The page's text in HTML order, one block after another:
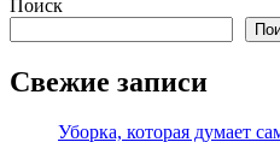
Поиск
Свежие записи
Уборка, которая думает